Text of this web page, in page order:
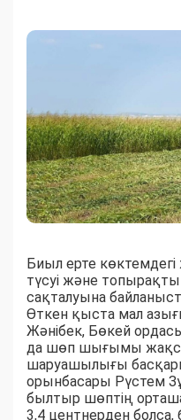
Биыл ерте
түсуі және
сақталуына
Өткен қыста мал
Жәнібек, Бөкей
да шөп шығымы
шаруашылығы
орынбасары Рүстем
былтыр шөптің орташа
3,4 центнерден болса,